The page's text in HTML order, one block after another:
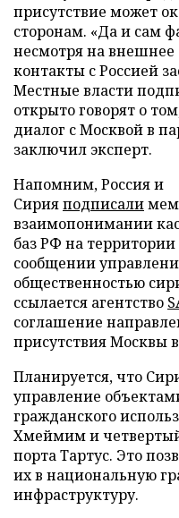
присутствие может
сторонам. «Да и сам
несмотря на внешнее
контакты с Россией
Местные власти
открыто говорят о
диалог с Москвой в
заключил эксперт.
Напомним, Россия и
Сирияподписали
взаимопонимании
баз РФ на
сообщении
общественностью
ссылается агентство
соглашение
присутствия Москвы
Планируется, что
управление
гражданского
Хмеймим и
порта Тартус. Это
их в национальную
инфраструктуру.